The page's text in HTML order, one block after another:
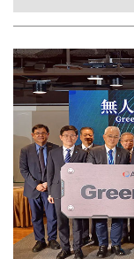
Workflow
數位雙生技術，
製造流程。